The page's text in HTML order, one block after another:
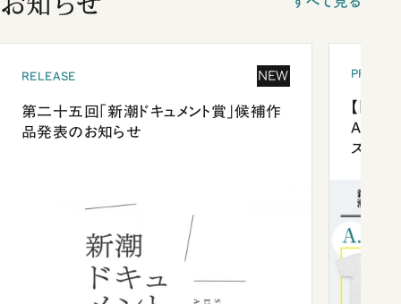
RELEASE NEW
第二十五回「新潮ドキュメント賞」候補作
品発表のお知らせ
【「新
ズプレ